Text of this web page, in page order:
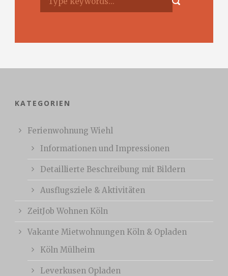
KATEGORIEN
Ferienwohnung Wiehl
Informationen und Impressionen
Detaillierte Beschreibung mit Bildern
Ausflugsziele & Aktivitäten
ZeitJob Wohnen Köln
Vakante Mietwohnungen Köln & Opladen
Köln Mülheim
Leverkusen Opladen